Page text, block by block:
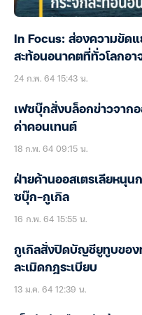
In Focus: ส่องความขัด
สะท้อนอนาคตที่ทั่วโลกอา
24 ก.พ. 64 15:43 น.
เฟซบุ๊กสั่งบล็อกข่าวจากอ
ค่าคอนเทนต์
18 ก.พ. 64 09:15 น.
ฝ่ายค้านออสเตรเลียหนุน
ซบุ๊ก-กูเกิล
16 ก.พ. 64 15:55 น.
กูเกิลสั่งปิดบัญชียูทูบของ
ละเมิดกฎระเบียบ
13 ม.ค. 64 12:39 น.